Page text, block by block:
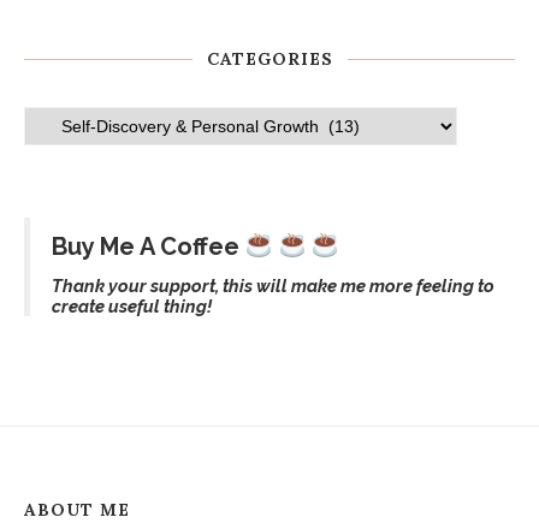
CATEGORIES
Buy Me A Coffee
Thank your support, this will make me more feeling to
create useful thing!
ABOUT ME